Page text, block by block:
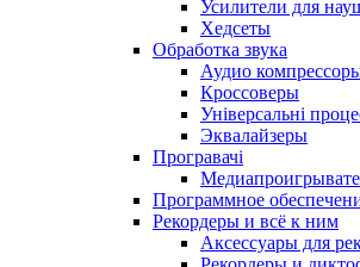
Усилители для
Хедсеты
Обработка звука
Аудио
Кроссоверы
Універсальні
Эквалайзеры
Програвачі
Программное
Рекордеры и всё к ним
Аксессуары для